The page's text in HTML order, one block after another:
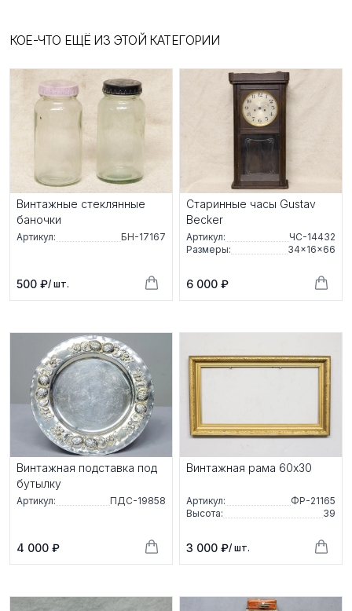
КОЕ-ЧТО ЕЩЁ ИЗ ЭТОЙ КАТЕГОРИИ
Винтажные стеклянные
баночки
Артикул: БН-17167
500 ₽/ шт.
Старинные часы Gustav
Becker
Артикул:
ЧС-14432
Размеры:
34×16×66
6 000 ₽
Винтажная подставка под
бутылку
Артикул: ПДС-19858
4 000 ₽
Винтажная рама 60x30
Артикул:
ФР-21165
Высота:
39
3 000 ₽/ шт.